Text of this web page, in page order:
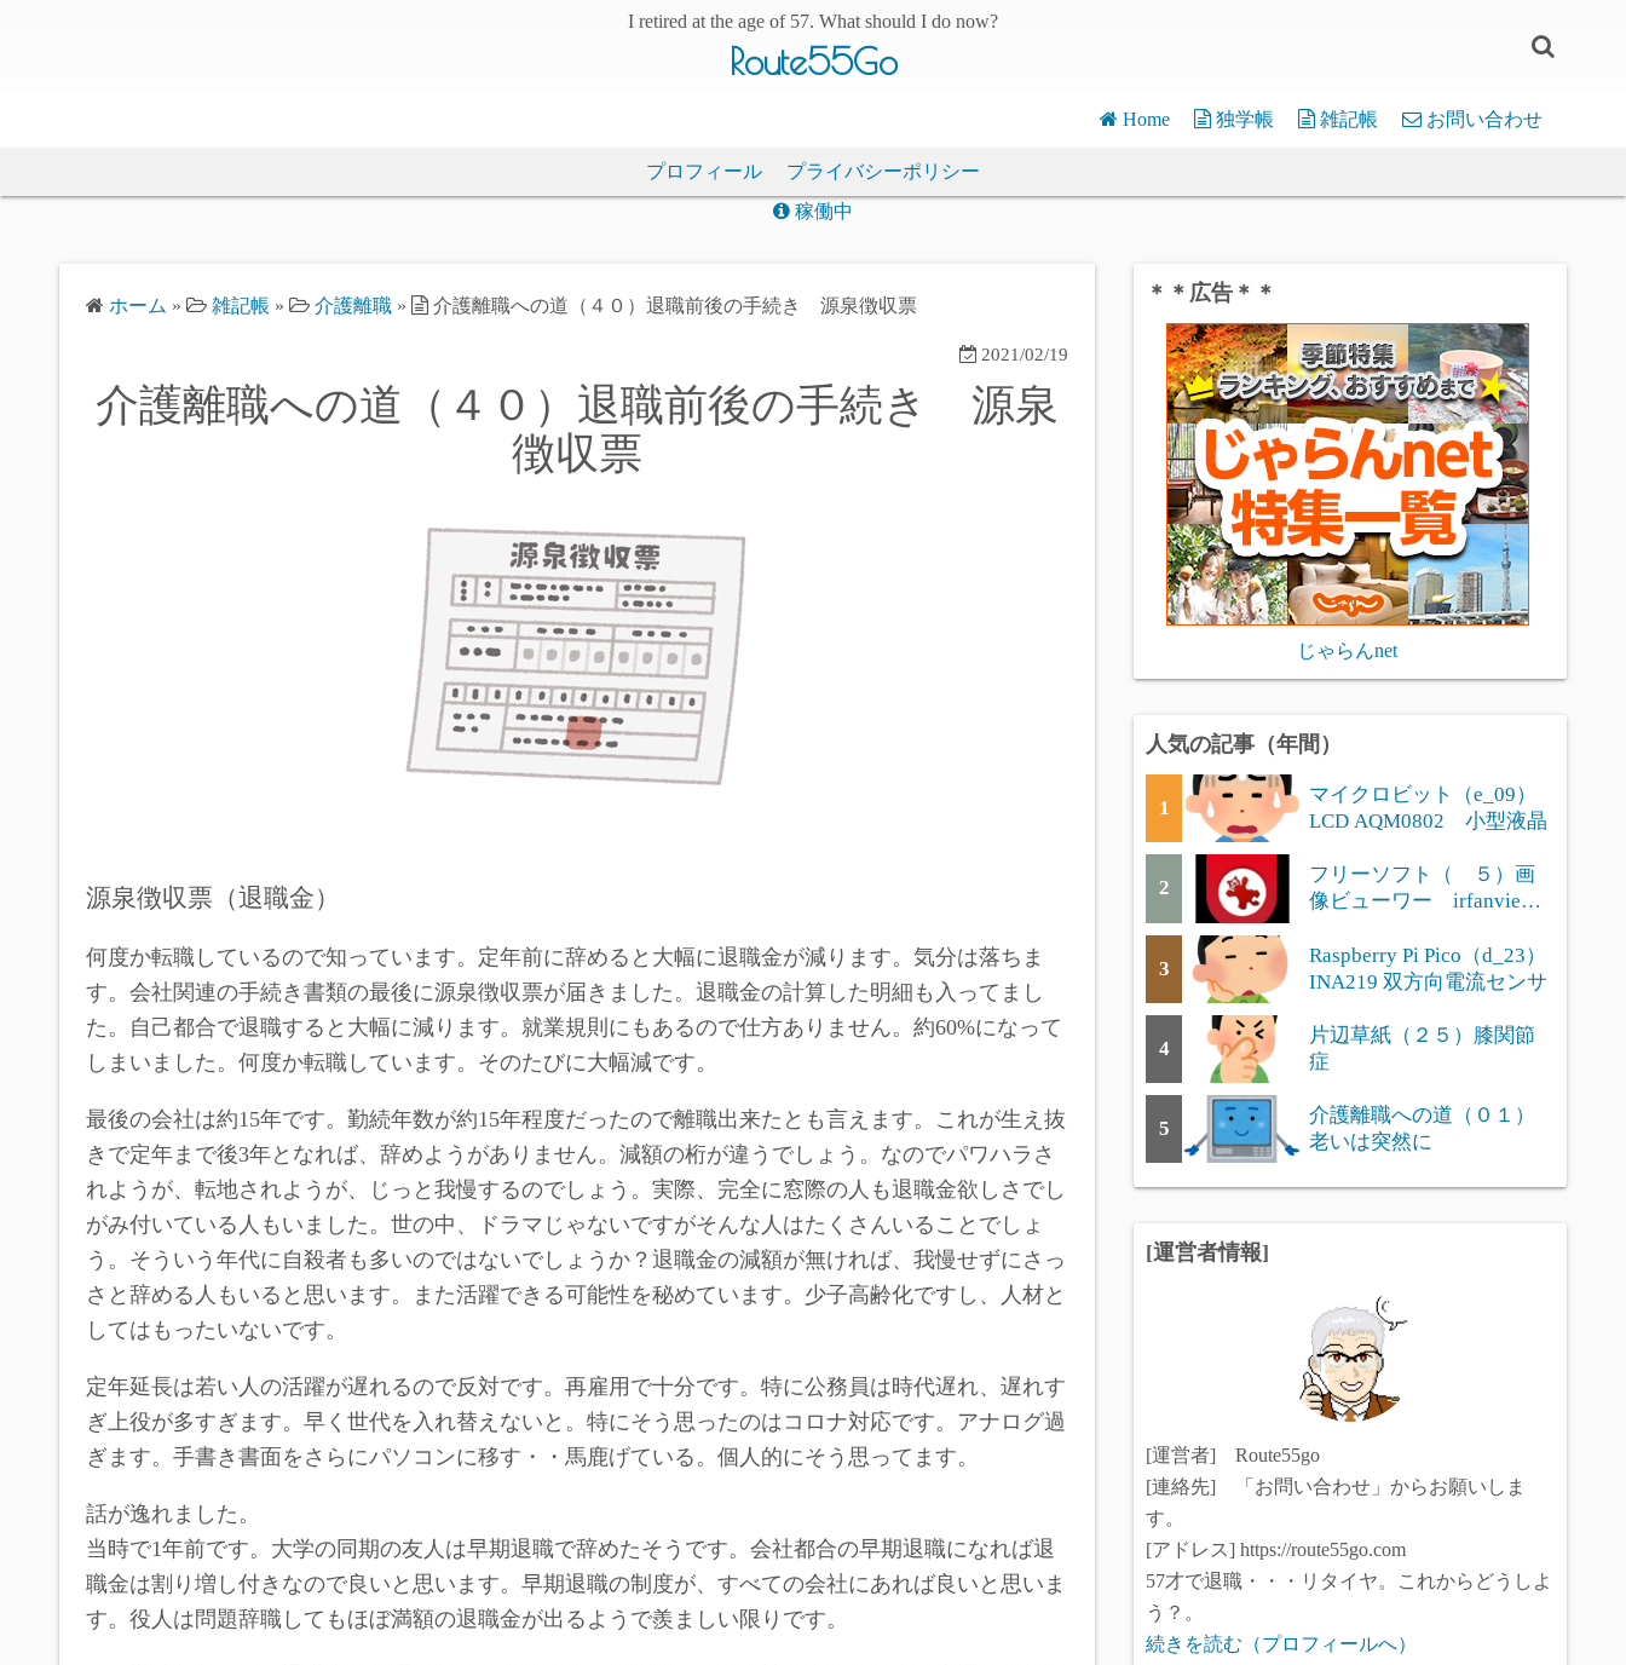
I retired at the age of 57. What should I do now?
Route55Go
Home 独学帳
Pi Pico
モジュール・関数
Various
フリーソフト
雑記帳 お問い合わせ
プロフィール
プライバシーポリシー
稼働中
ホーム » 雑記帳 » 介護離職 » 介護離職への道（４０）退職前後の手続き 源泉徴収票
2021/02/19
介護離職への道（４０）退職前後の手続き 源泉
徴収票
源泉徴収票（退職金）
何度か転職しているので知っています。定年前に辞めると大幅に退職金が減ります。気分は落ちま
す。会社関連の手続き書類の最後に源泉徴収票が届きました。退職金の計算した明細も入ってまし
た。自己都合で退職すると大幅に減ります。就業規則にもあるので仕方ありません。約60%になって
しまいました。何度か転職しています。そのたびに大幅減です。
最後の会社は約15年です。勤続年数が約15年程度だったので離職出来たとも言えます。これが生え抜
きで定年まで後3年となれば、辞めようがありません。減額の桁が違うでしょう。なのでパワハラさ
れようが、転地されようが、じっと我慢するのでしょう。実際、完全に窓際の人も退職金欲しさでし
がみ付いている人もいました。世の中、ドラマじゃないですがそんな人はたくさんいることでしょ
う。そういう年代に自殺者も多いのではないでしょうか？退職金の減額が無ければ、我慢せずにさっ
さと辞める人もいると思います。また活躍できる可能性を秘めています。少子高齢化ですし、人材と
してはもったいないです。
定年延長は若い人の活躍が遅れるので反対です。再雇用で十分です。特に公務員は時代遅れ、遅れす
ぎ上役が多すぎます。早く世代を入れ替えないと。特にそう思ったのはコロナ対応です。アナログ過
ぎます。手書き書面をさらにパソコンに移す・・馬鹿げている。個人的にそう思ってます。
話が逸れました。
当時で1年前です。大学の同期の友人は早期退職で辞めたそうです。会社都合の早期退職になれば退
職金は割り増し付きなので良いと思います。早期退職の制度が、すべての会社にあれば良いと思いま
す。役人は問題辞職してもほぼ満額の退職金が出るようで羨ましい限りです。
＊＊広告＊＊
じゃらんnet
人気の記事（年間）
1
マイクロビット（e_09）
LCD AQM0802 小型液晶
2
フリーソフト（ ５）画
像ビューワー irfanview
3
Raspberry Pi Pico（d_23）
INA219 双方向電流センサ
4
片辺草紙（２５）膝関節
症
5
介護離職への道（０１）
老いは突然に
[運営者情報]
[運営者] Route55go
[連絡先] 「お問い合わせ」からお願いしま
す。
[アドレス] https://route55go.com
57才で退職・・・リタイヤ。これからどうしよ
う？。
続きを読む（プロフィールへ）